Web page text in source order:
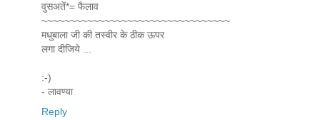
वुसअतें*= फैलाव
~~~~~~~~~~~~~~~~~~~~~~~~~~~~~~~~~
मधुबाला जी की तस्वीर के ठीक ऊपर
लगा दीजिये ...
:-)
- लावण्या
Reply